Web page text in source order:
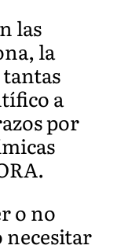
las
la
a
por
o no
necesitar